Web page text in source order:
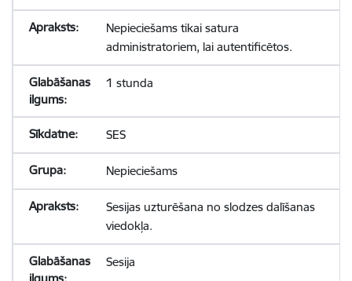
Nepieciešams tikai satura
administratoriem, lai autentificētos.
1 stunda
SES
Nepieciešams
Sesijas uzturēšana no slodzes dalīšanas
viedokļa.
Sesija